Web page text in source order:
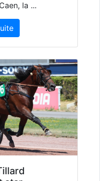
la ...